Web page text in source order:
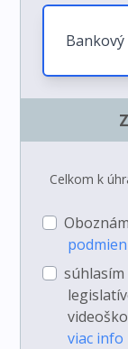
Celkom k
viac info